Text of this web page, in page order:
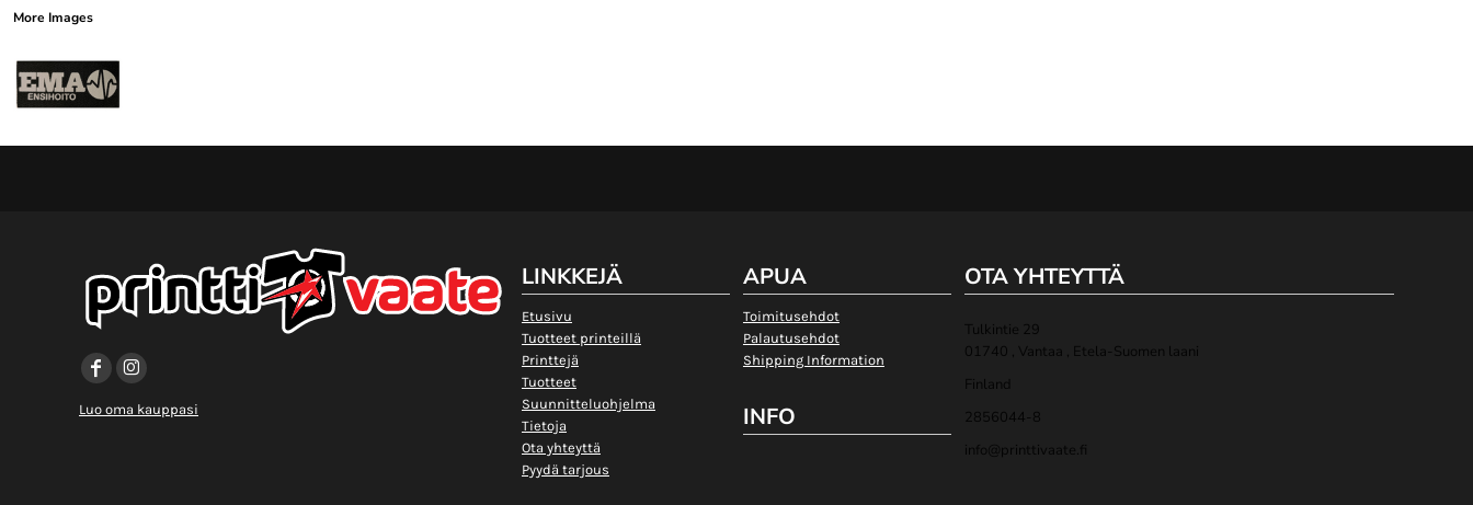
More Images
Luo oma kauppasi
LINKKEJÄ
Etusivu
Tuotteet printeillä
Printtejä
Tuotteet
Suunnitteluohjelma
Tietoja
Ota yhteyttä
Pyydä tarjous
APUA
Toimitusehdot
Palautusehdot
Shipping Information
INFO
OTA YHTEYTTÄ
Tulkintie 29
01740 , Vantaa , Etela-Suomen laani
Finland
2856044-8
info@printtivaate.fi